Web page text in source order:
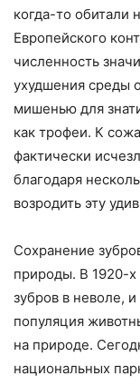
когда-то обитали
Европейского
численность
ухудшения среды
мишенью для
как трофеи. К
фактически
благодаря
возродить эту
Сохранение
природы. В 1920-х
зубров в неволе,
популяция
на природе.
национальных